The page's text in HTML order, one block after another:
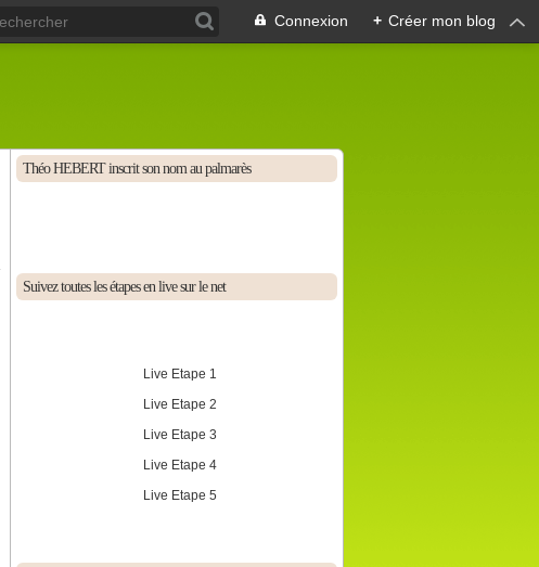
Connexion + Créer mon blog
Théo HEBERT inscrit son nom au palmarès
Suivez toutes les étapes en live sur le net
Live Etape 1
Live Etape 2
Live Etape 3
Live Etape 4
Live Etape 5